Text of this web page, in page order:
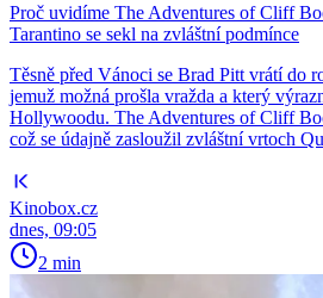
Proč uvidíme The Adventures of Cliff
Tarantino se sekl na zvláštní podmínce
Těsně před Vánoci se Brad Pitt vrátí do
jemuž možná prošla vražda a který
Hollywoodu. The Adventures of Cliff
což se údajně zasloužil zvláštní vrtoch
Kinobox.cz
dnes, 09:05
2 min